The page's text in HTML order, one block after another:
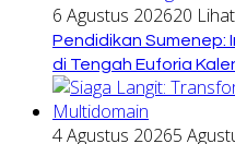
6 Agustus 202620 Lihat
Pendidikan Sumenep:
di Tengah Euforia
4 Agustus 20265